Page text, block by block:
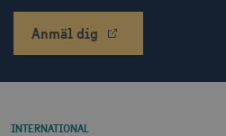
Anmäl dig
INTERNATIONAL
CookieScriptConsent